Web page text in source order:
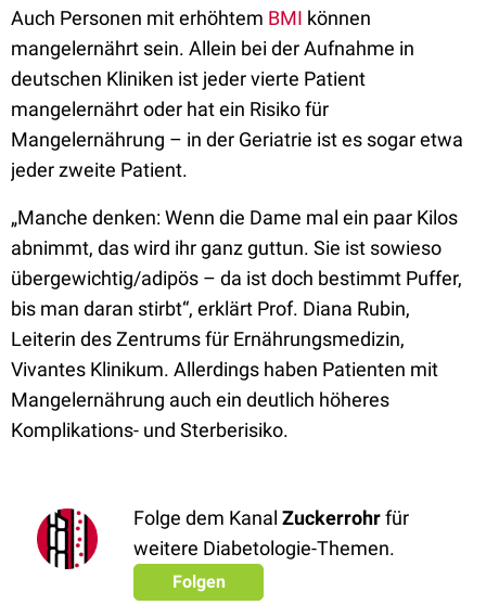
Auch Personen mit erhöhtem BMI können
mangelernährt sein. Allein bei der Aufnahme in
deutschen Kliniken ist jeder vierte Patient
mangelernährt oder hat ein Risiko für
Mangelernährung – in der Geriatrie ist es sogar etwa
jeder zweite Patient.
„Manche denken: Wenn die Dame mal ein paar Kilos
abnimmt, das wird ihr ganz guttun. Sie ist sowieso
übergewichtig/adipös – da ist doch bestimmt Puffer,
bis man daran stirbt“, erklärt Prof. Diana Rubin,
Leiterin des Zentrums für Ernährungsmedizin,
Vivantes Klinikum. Allerdings haben Patienten mit
Mangelernährung auch ein deutlich höheres
Komplikations- und Sterberisiko.
Folge dem Kanal Zuckerrohrfür
weitere Diabetologie-Themen.
Folgen